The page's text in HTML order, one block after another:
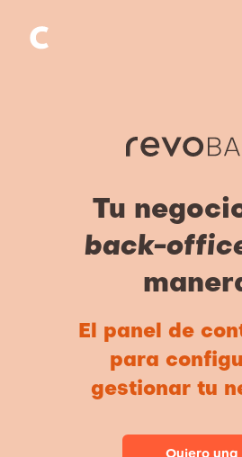
Tu
back-
El panel de
para
gestionar tu
Quiero una